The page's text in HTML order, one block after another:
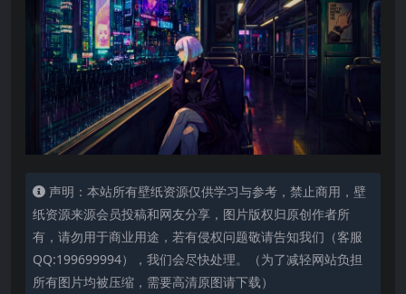
声明：本站所有壁纸资源仅供学习与参考，禁止商用，壁
纸资源来源会员投稿和网友分享，图片版权归原创作者所
有，请勿用于商业用途，若有侵权问题敬请告知我们（客服
QQ:199699994），我们会尽快处理。（为了减轻网站负担
所有图片均被压缩，需要高清原图请下载）